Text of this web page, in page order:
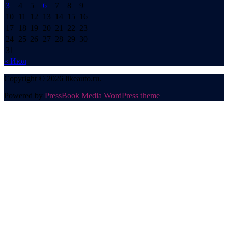
3
4 5 6 7 8
9
10
11 12 13 14 15
16
17
18 19 20 21 22 23
24 25 26 27 28 29 30
31
« Июл
Copyright © 2026 likeauto.ru.
Powered by PressBook Media WordPress theme